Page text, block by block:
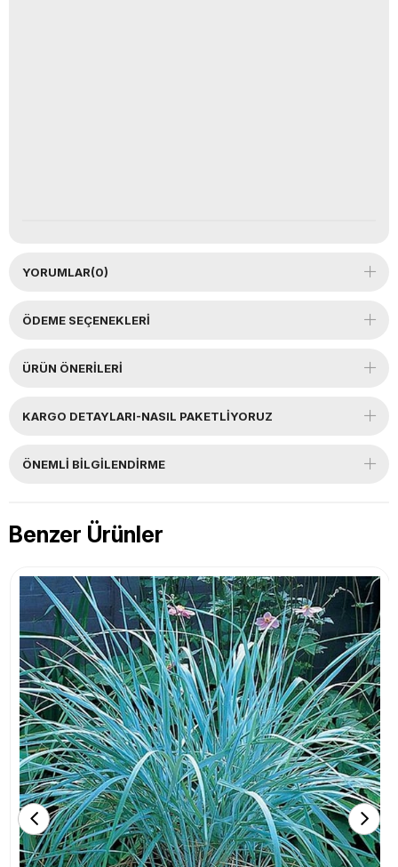
YORUMLAR(0)
ÖDEME SEÇENEKLERI
ÜRÜN ÖNERILERI
KARGO DETAYLARI-NASIL PAKETLİYORUZ
ÖNEMLI BILGILENDIRME
Benzer Ürünler